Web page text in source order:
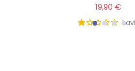
19,90 €
1